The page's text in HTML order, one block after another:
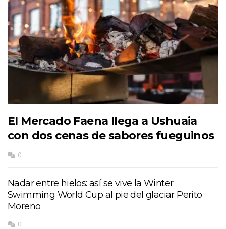
El Mercado Faena llega a Ushuaia
con dos cenas de sabores fueguinos
0
Nadar entre hielos: así se vive la Winter
Swimming World Cup al pie del glaciar Perito
Moreno
0